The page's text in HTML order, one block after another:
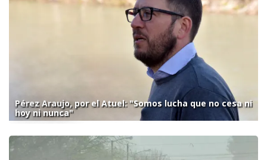
Pérez Araujo, por el Atuel: "Somos lucha que no cesa ni
hoy ni nunca"